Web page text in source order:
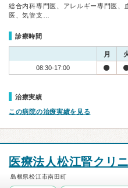
総合内科専門医、アレルギー専門医、
医、気管支…
診療時間
月
08:30-17:00
治療実績
この病院の治療実績を見る
医療法人松江腎クリ
島根県松江市南田町